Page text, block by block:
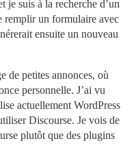
je suis à la recherche d’un
remplir un formulaire avec
ensuite un nouveau
de petites annonces, où
personnelle. J’ai vu
actuellement WordPress
Discourse. Je vois de
plutôt que des plugins